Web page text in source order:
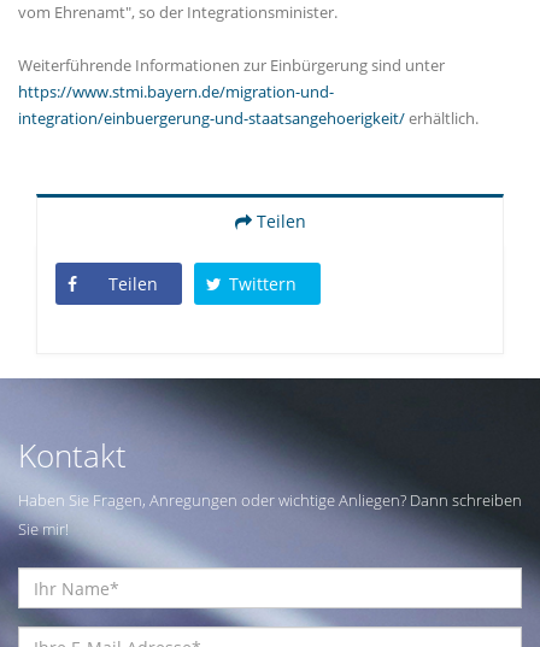
vom Ehrenamt", so der Integrationsminister.
Weiterführende Informationen zur Einbürgerung sind unter
https://www.stmi.bayern.de/migration-und-
integration/einbuergerung-und-staatsangehoerigkeit/erhältlich.
Teilen
Teilen Twittern
Kontakt
Haben Sie Fragen, Anregungen oder wichtige Anliegen? Dann schreiben
Sie mir!